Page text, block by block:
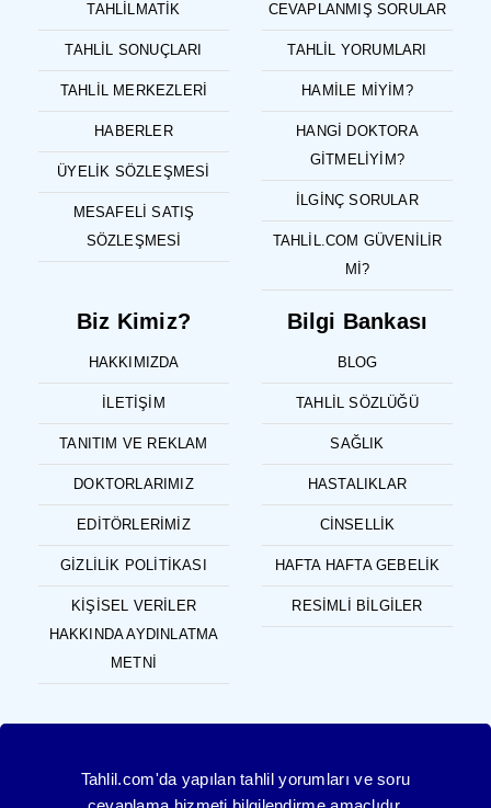
TAHLILMATIK
TAHLIL SONUÇLARI
TAHLIL MERKEZLERI
HABERLER
ÜYELIK SÖZLEŞMESI
MESAFELI SATIŞ
SÖZLEŞMESI
CEVAPLANMIŞ SORULAR
TAHLIL YORUMLARI
HAMILE MIYIM?
HANGI DOKTORA
GITMELIYIM?
İLGINÇ SORULAR
TAHLIL.COM GÜVENILIR
MI?
Biz Kimiz?
HAKKIMIZDA
İLETIŞIM
TANITIM VE REKLAM
DOKTORLARIMIZ
EDITÖRLERIMIZ
GIZLILIK POLITIKASI
KIŞISEL VERILER
HAKKINDA AYDINLATMA
METNI
Bilgi Bankası
BLOG
TAHLIL SÖZLÜĞÜ
SAĞLIK
HASTALIKLAR
CINSELLIK
HAFTA HAFTA GEBELIK
RESIMLI BILGILER
Tahlil.com'da yapılan tahlil yorumları ve soru